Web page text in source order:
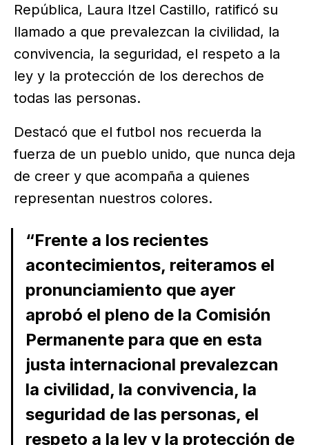
República, Laura Itzel Castillo, ratificó su
llamado a que prevalezcan la civilidad, la
convivencia, la seguridad, el respeto a la
ley y la protección de los derechos de
todas las personas.
Destacó que el futbol nos recuerda la
fuerza de un pueblo unido, que nunca deja
de creer y que acompaña a quienes
representan nuestros colores.
“Frente a los recientes
acontecimientos, reiteramos el
pronunciamiento que ayer
aprobó el pleno de la Comisión
Permanente para que en esta
justa internacional prevalezcan
la civilidad, la convivencia, la
seguridad de las personas, el
respeto a la ley y la protección de